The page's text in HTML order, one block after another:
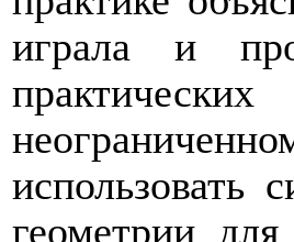
играла и
использовать
геометрии